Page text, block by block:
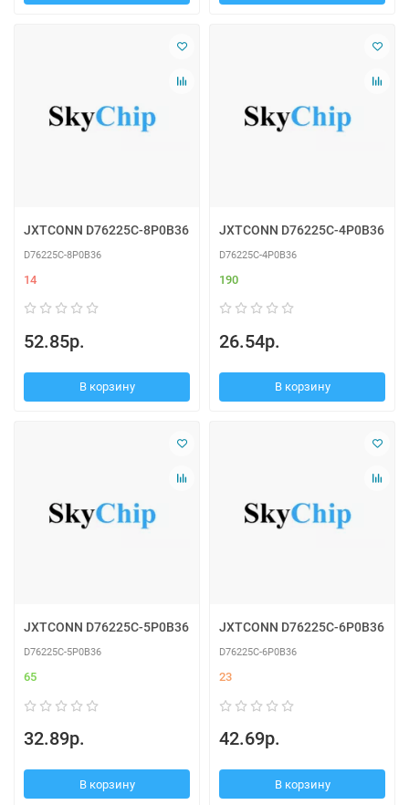
JXTCONN D76225C-8P0B36
D76225C-8P0B36
14
52.85р.
В корзину
JXTCONN D76225C-4P0B36
D76225C-4P0B36
190
26.54р.
В корзину
JXTCONN D76225C-5P0B36
D76225C-5P0B36
65
32.89р.
В корзину
JXTCONN D76225C-6P0B36
D76225C-6P0B36
23
42.69р.
В корзину